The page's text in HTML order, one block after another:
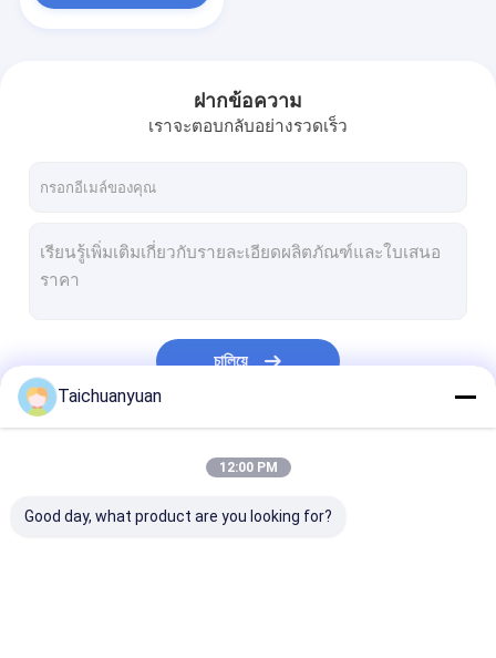
ฝากข้อความ
เราจะตอบกลับอย่างรวดเร็ว
চালিয়ে
Taichuanyuan
12:00 PM
Good day, what product are you looking for?